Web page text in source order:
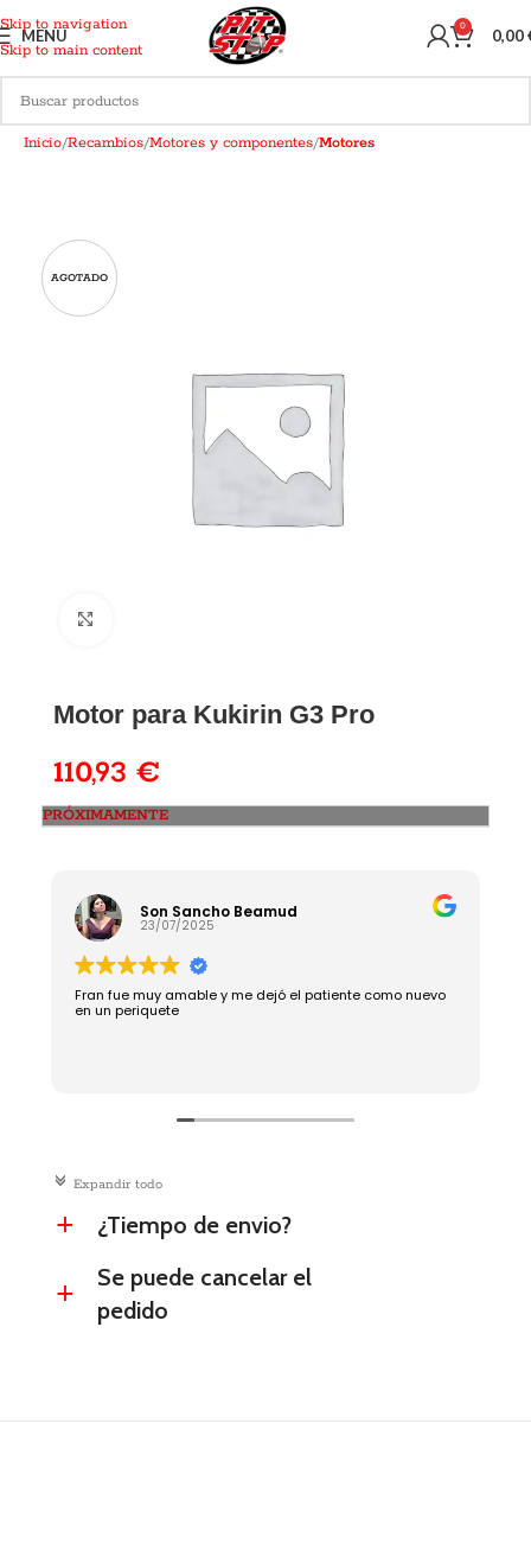
Skip to navigation
Skip to main content
MENU 0 0,00
Inicio Recambios Motores y componentes Motores
AGOTADO
Motor para Kukirin G3 Pro
110,93 €
Son Sancho Beamud
23/07/2025
Fran fue muy amable y me dejó el patiente como nuevo
en un periquete
c Expandir todo
a ¿Tiempo de envio?
a
Se puede cancelar el
pedido
PRÓXIMAMENTE